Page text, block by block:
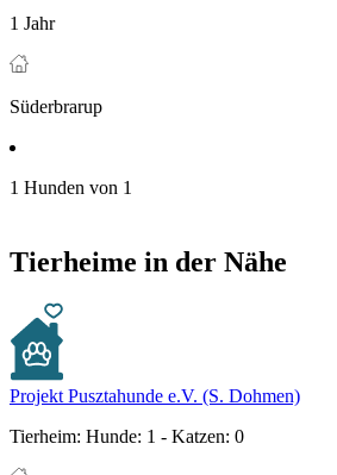
1 Jahr
Süderbrarup
1 Hunden von 1
Tierheime in der Nähe
Projekt Pusztahunde e.V. (S. Dohmen)
Tierheim: Hunde: 1 - Katzen: 0